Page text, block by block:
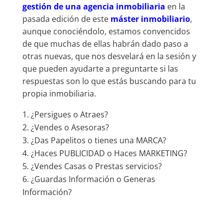
gestión de una agencia inmobiliaria en la
pasada edición de este máster inmobiliario,
aunque conociéndolo, estamos convencidos
de que muchas de ellas habrán dado paso a
otras nuevas, que nos desvelará en la sesión y
que pueden ayudarte a preguntarte si las
respuestas son lo que estás buscando para tu
propia inmobiliaria.
¿Persigues o Atraes?
¿Vendes o Asesoras?
¿Das Papelitos o tienes una MARCA?
¿Haces PUBLICIDAD o Haces MARKETING?
¿Vendes Casas o Prestas servicios?
¿Guardas Información o Generas
Información?